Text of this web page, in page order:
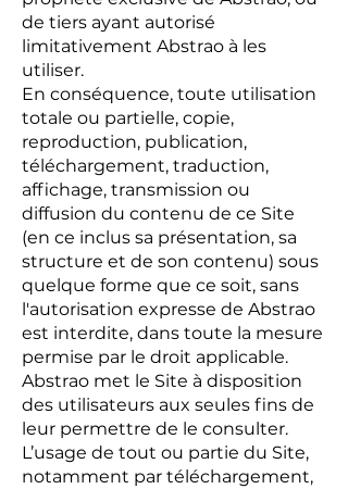
de tiers ayant autorisé
limitativement Abstrao à les
utiliser.
En conséquence, toute utilisation
totale ou partielle, copie,
reproduction, publication,
téléchargement, traduction,
affichage, transmission ou
diffusion du contenu de ce Site
(en ce inclus sa présentation, sa
structure et de son contenu) sous
quelque forme que ce soit, sans
l'autorisation expresse de Abstrao
est interdite, dans toute la mesure
permise par le droit applicable.
Abstrao met le Site à disposition
des utilisateurs aux seules fins de
leur permettre de le consulter.
L’usage de tout ou partie du Site,
notamment par téléchargement,